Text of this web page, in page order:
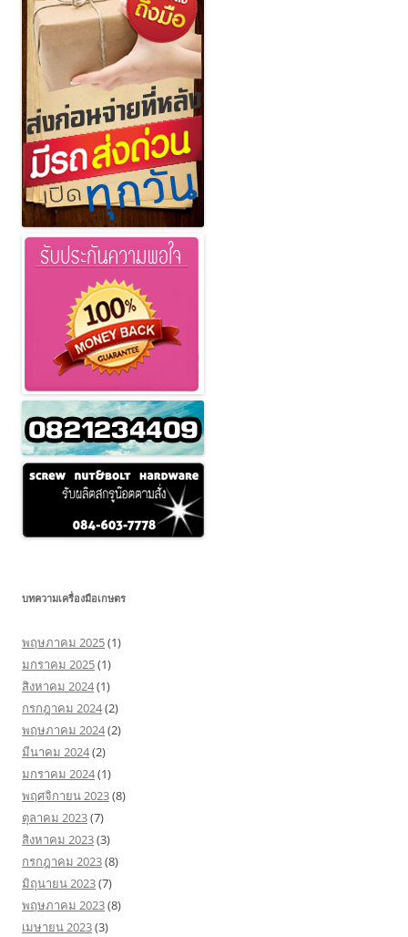
บทความเครื่องมือเกษตร
พฤษภาคม 2025(1)
มกราคม 2025(1)
สิงหาคม 2024(1)
กรกฎาคม 2024(2)
พฤษภาคม 2024(2)
มีนาคม 2024(2)
มกราคม 2024(1)
พฤศจิกายน 2023(8)
ตุลาคม 2023(7)
สิงหาคม 2023(3)
กรกฎาคม 2023(8)
มิถุนายน 2023(7)
พฤษภาคม 2023(8)
เมษายน 2023(3)